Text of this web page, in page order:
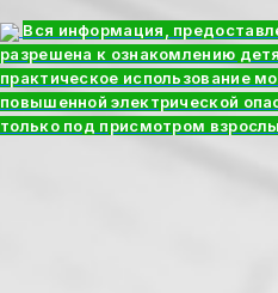
Вся информация,
разрешена к ознакомлению
практическое использование
повышенной электрической
только под присмотром